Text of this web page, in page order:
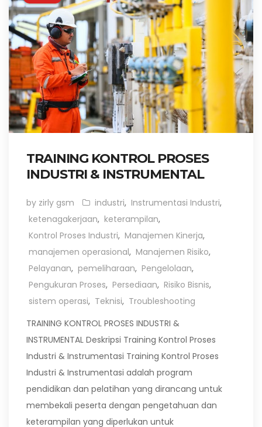
TRAINING KONTROL PROSES
INDUSTRI & INSTRUMENTAL
by zirly gsm industri, Instrumentasi Industri,
ketenagakerjaan, keterampilan,
Kontrol Proses Industri, Manajemen Kinerja,
manajemen operasional, Manajemen Risiko,
Pelayanan, pemeliharaan, Pengelolaan,
Pengukuran Proses, Persediaan, Risiko Bisnis,
sistem operasi, Teknisi, Troubleshooting
TRAINING KONTROL PROSES INDUSTRI &
INSTRUMENTAL Deskripsi Training Kontrol Proses
Industri & Instrumentasi Training Kontrol Proses
Industri & Instrumentasi adalah program
pendidikan dan pelatihan yang dirancang untuk
membekali peserta dengan pengetahuan dan
keterampilan yang diperlukan untuk